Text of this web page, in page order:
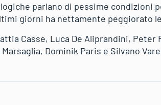
parlano di pessime condizioni
giorni ha nettamente peggiorato
Casse, Luca De Aliprandini,
Dominik Paris e Silvano